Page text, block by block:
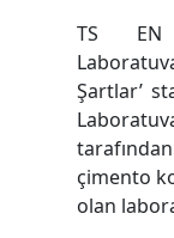
TS EN
Şartlar’
çimento
olan